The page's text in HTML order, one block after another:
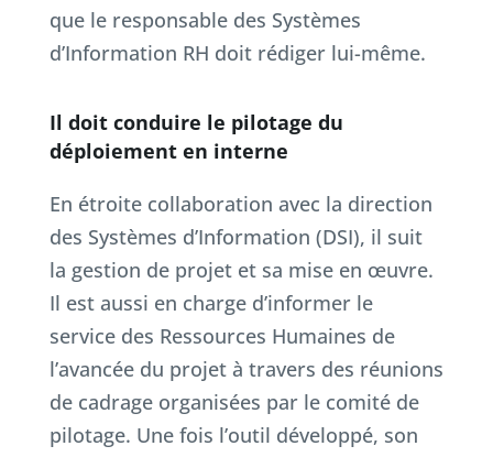
que le responsable des Systèmes
d’Information RH doit rédiger lui-même.
Il doit conduire le pilotage du
déploiement en interne
En étroite collaboration avec la direction
des Systèmes d’Information (DSI), il suit
la gestion de projet et sa mise en œuvre.
Il est aussi en charge d’informer le
service des Ressources Humaines de
l’avancée du projet à travers des réunions
de cadrage organisées par le comité de
pilotage. Une fois l’outil développé, son